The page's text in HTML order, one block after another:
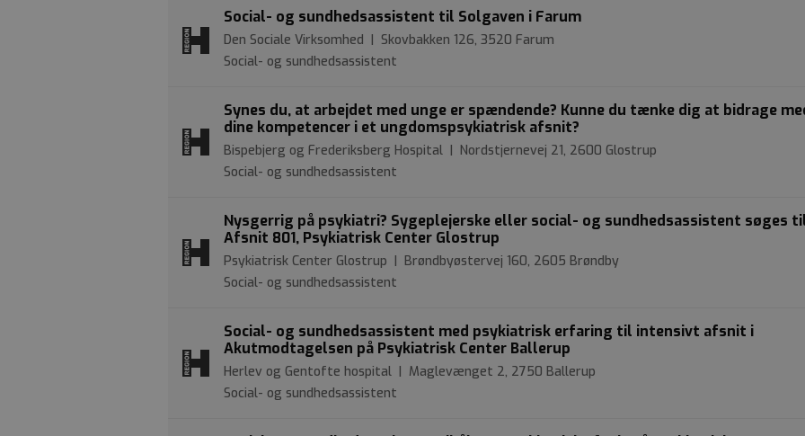
Social- og sundhedsassistent til Solgaven i Farum
Den Sociale Virksomhed | Skovbakken 126, 3520 Farum
Social- og sundhedsassistent
Synes du, at arbejdet med unge er spændende? Kunne du tænke dig at bidrage
dine kompetencer i et ungdomspsykiatrisk afsnit?
Bispebjerg og Frederiksberg Hospital | Nordstjernevej 21, 2600 Glostrup
Social- og sundhedsassistent
Nysgerrig på psykiatri? Sygeplejerske eller social- og sundhedsassistent søges
Afsnit 801, Psykiatrisk Center Glostrup
Psykiatrisk Center Glostrup | Brøndbyøstervej 160, 2605 Brøndby
Social- og sundhedsassistent
Social- og sundhedsassistent med psykiatrisk erfaring til intensivt afsnit i
Akutmodtagelsen på Psykiatrisk Center Ballerup
Herlev og Gentofte hospital | Maglevænget 2, 2750 Ballerup
Social- og sundhedsassistent